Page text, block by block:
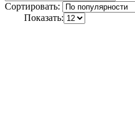
Сортировать:
Показать: